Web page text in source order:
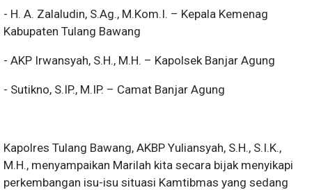
- H. A. Zalaludin, S.Ag., M.Kom.I. – Kepala Kemenag
Kabupaten Tulang Bawang
- AKP Irwansyah, S.H., M.H. – Kapolsek Banjar Agung
- Sutikno, S.IP., M.IP. – Camat Banjar Agung
Kapolres Tulang Bawang, AKBP Yuliansyah, S.H., S.I.K.,
M.H., menyampaikan Marilah kita secara bijak menyikapi
perkembangan isu-isu situasi Kamtibmas yang sedang